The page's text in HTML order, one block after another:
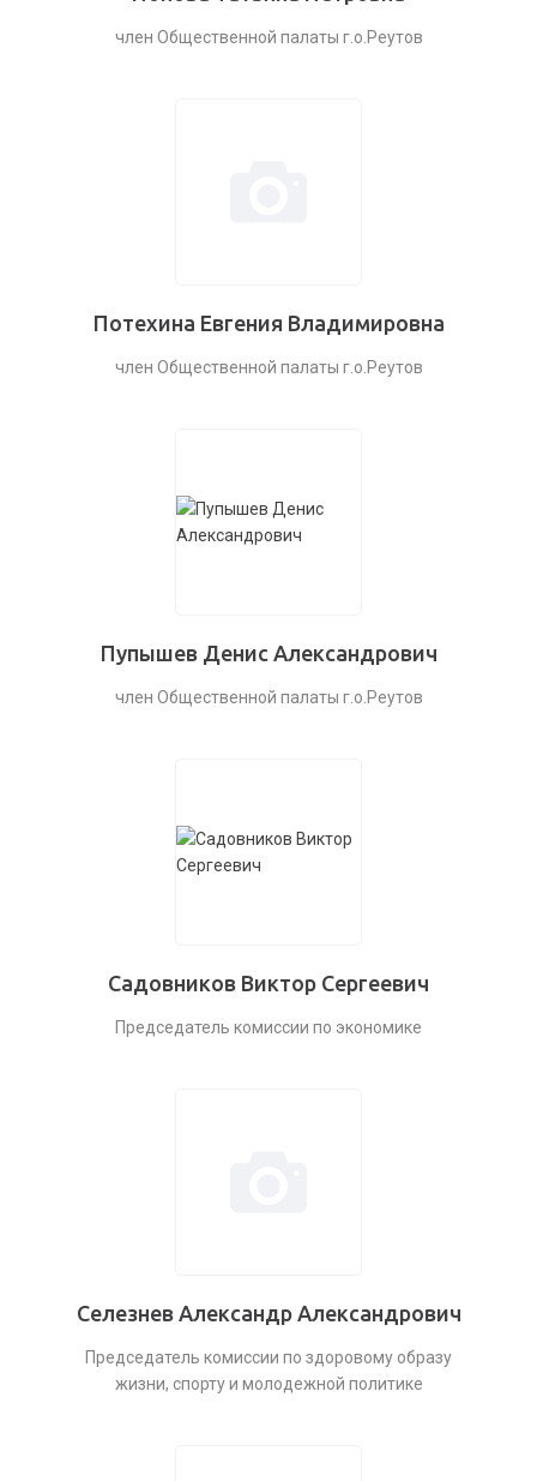
член Общественной палаты г.о.Реутов
Потехина Евгения Владимировна
член Общественной палаты г.о.Реутов
Пупышев Денис Александрович
член Общественной палаты г.о.Реутов
Садовников Виктор Сергеевич
Председатель комиссии по экономике
Селезнев Александр Александрович
Председатель комиссии по здоровому образу
жизни, спорту и молодежной политике